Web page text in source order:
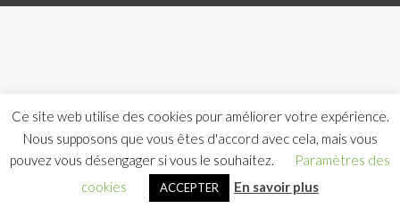
Ce site web utilise des cookies pour améliorer votre expérience.
Nous supposons que vous êtes d'accord avec cela, mais vous
pouvez vous désengager si vous le souhaitez.
Paramètres des
cookies
ACCEPTER En savoir plus